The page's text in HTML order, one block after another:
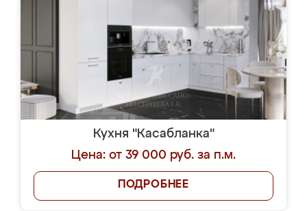
Кухня "Касабланка"
Цена: от 39 000 руб. за п.м.
ПОДРОБНЕЕ